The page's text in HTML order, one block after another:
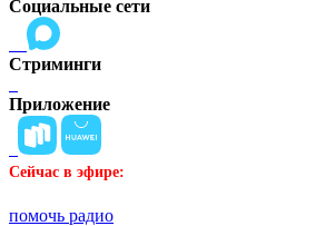
Социальные сети
Стриминги
Приложение
Сейчас в эфире:
помочь радио